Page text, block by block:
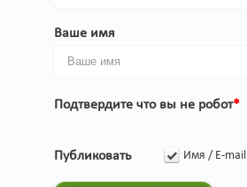
Ваше имя
Подтвердите что вы не робот*
Публиковать Имя / E-mail